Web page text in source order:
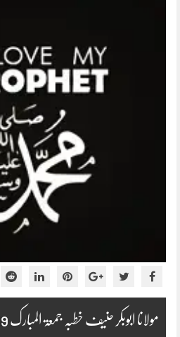
مولانا ابوبکر حنیف خطبہ جمعۃ المبارک 2019-08-23